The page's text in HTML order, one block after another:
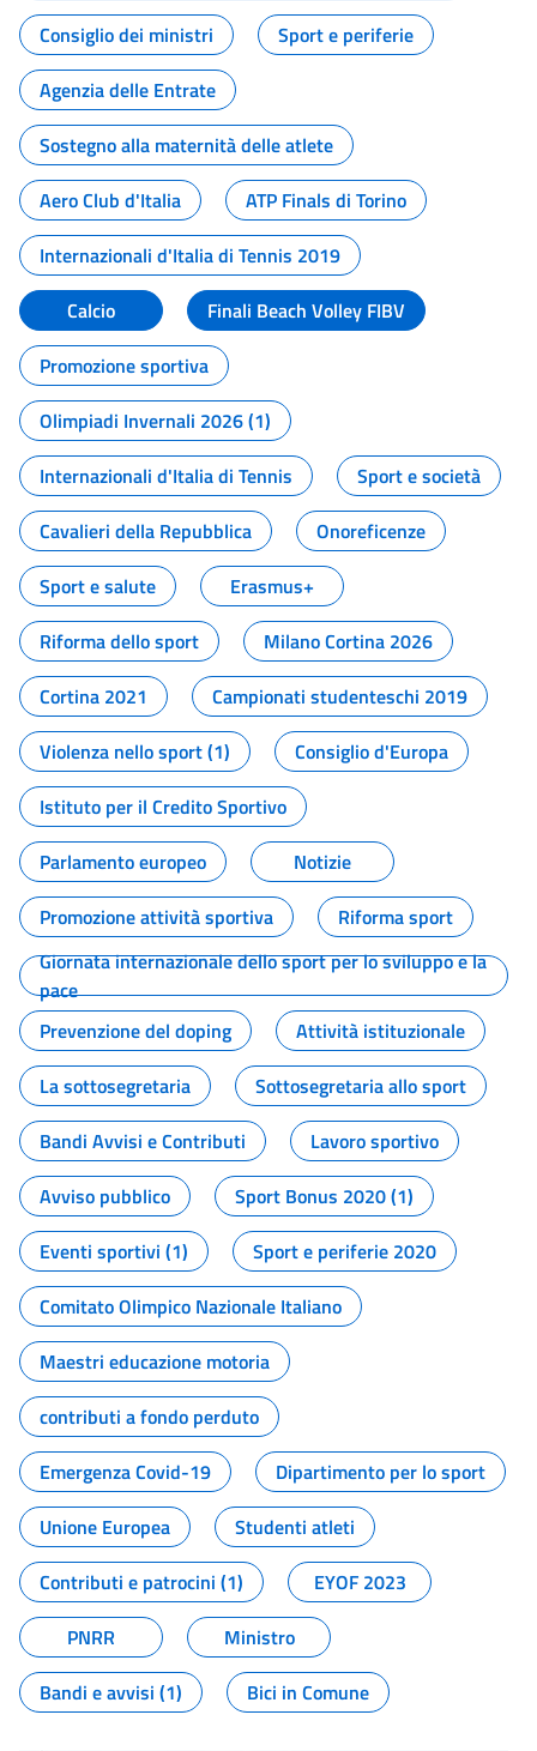
Consiglio dei ministri
Sport e periferie
Agenzia delle Entrate
Sostegno alla maternità delle atlete
Aero Club d'Italia
ATP Finals di Torino
Internazionali d'Italia di Tennis 2019
Calcio
Finali Beach Volley FIBV
Promozione sportiva
Olimpiadi Invernali 2026 (1)
Internazionali d'Italia di Tennis
Sport e società
Cavalieri della Repubblica
Onoreficenze
Sport e salute
Erasmus+
Riforma dello sport
Milano Cortina 2026
Cortina 2021
Campionati studenteschi 2019
Violenza nello sport (1)
Consiglio d'Europa
Istituto per il Credito Sportivo
Parlamento europeo
Notizie
Promozione attività sportiva
Riforma sport
Giornata internazionale dello sport per lo sviluppo e la
pace
Prevenzione del doping
Attività istituzionale
La sottosegretaria
Sottosegretaria allo sport
Bandi Avvisi e Contributi
Lavoro sportivo
Avviso pubblico
Sport Bonus 2020 (1)
Eventi sportivi (1)
Sport e periferie 2020
Comitato Olimpico Nazionale Italiano
Maestri educazione motoria
contributi a fondo perduto
Emergenza Covid-19
Dipartimento per lo sport
Unione Europea
Studenti atleti
Contributi e patrocini (1)
EYOF 2023
PNRR
Ministro
Bandi e avvisi (1)
Bici in Comune